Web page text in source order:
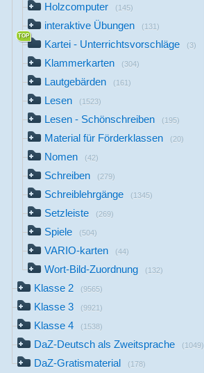
Holzcomputer (145)
interaktive Übungen (131)
Kartei - Unterrichtsvorschläge (3)
Klammerkarten (304)
Lautgebärden (161)
Lesen (1523)
Lesen - Schönschreiben (195)
Material für Förderklassen (20)
Nomen (42)
Schreiben (279)
Schreiblehrgänge (1345)
Setzleiste (269)
Spiele (504)
VARIO-karten (44)
Wort-Bild-Zuordnung (132)
Klasse 2 (9565)
Klasse 3 (9921)
Klasse 4 (1538)
DaZ-Deutsch als Zweitsprache (1049)
DaZ-Gratismaterial (178)